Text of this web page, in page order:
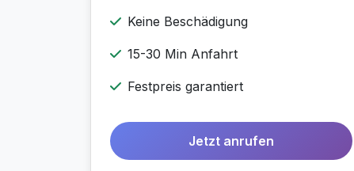
Keine Beschädigung
15-30 Min Anfahrt
Festpreis garantiert
Jetzt anrufen